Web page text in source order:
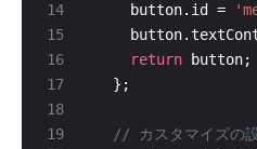
14
15
16
17
18
19
    button.id =
return